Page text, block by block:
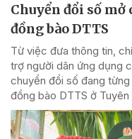
Chuyển đổi số
đồng bào DTTS
Từ việc đưa thông tin,
trợ người dân ứng dụng
chuyển đổi số đang
đồng bào DTTS ở Tuyên